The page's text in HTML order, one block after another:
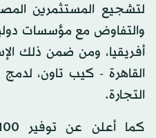
لتشجيع المستثمرين
والتفاوض مع مؤسسات
أفريقيا، ومن ضمن ذلك
القاهرة - كيب تاون،
التجارة.